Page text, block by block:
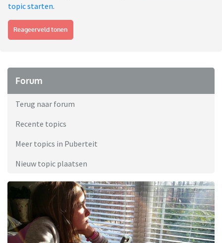
topic starten.
Reageerveld tonen
Forum
Terug naar forum
Recente topics
Meer topics in Puberteit
Nieuw topic plaatsen